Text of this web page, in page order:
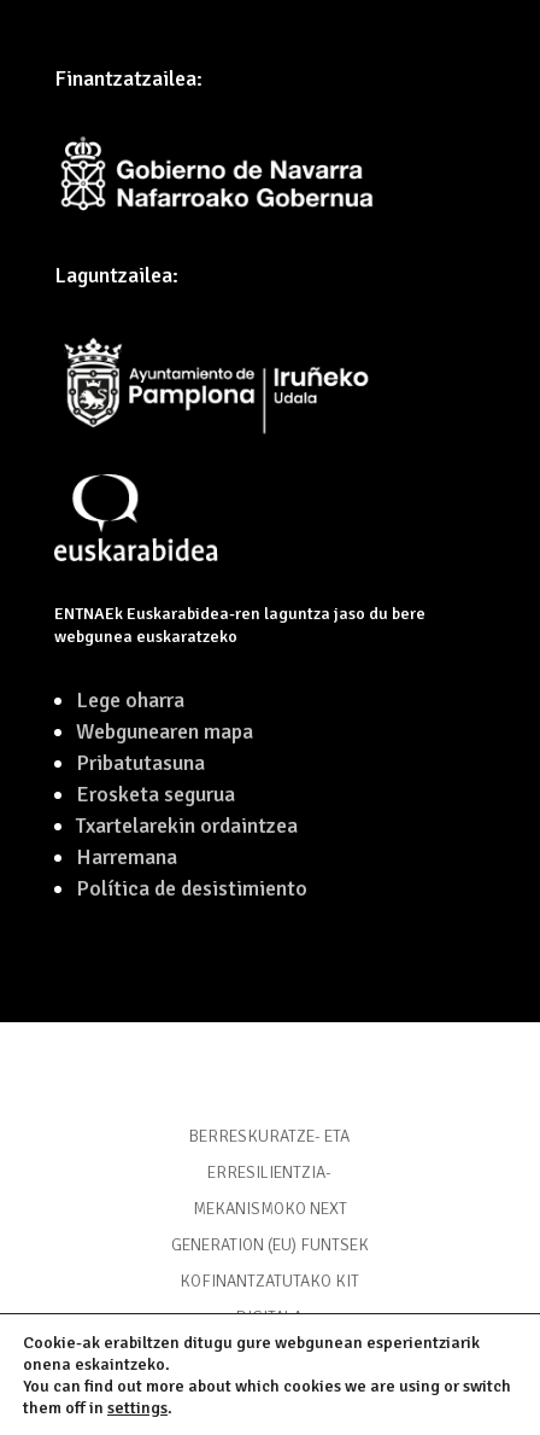
Finantzatzailea:
Laguntzailea:
ENTNAEk Euskarabidea-ren laguntza jaso du bere
webgunea euskaratzeko
Lege oharra
Webgunearen mapa
Pribatutasuna
Erosketa segurua
Txartelarekin ordaintzea
Harremana
Política de desistimiento
BERRESKURATZE- ETA
ERRESILIENTZIA-
MEKANISMOKO NEXT
GENERATION (EU) FUNTSEK
KOFINANTZATUTAKO KIT
DIGITALA
Cookie-ak erabiltzen ditugu gure webgunean esperientziarik
onena eskaintzeko.
You can find out more about which cookies we are using or switch
them off in settings.